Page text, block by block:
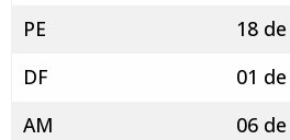
PE
18
DF
01
AM
06